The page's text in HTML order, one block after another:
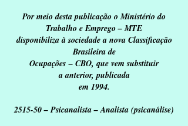
Por meio desta publicação o Ministério do
Trabalho e Emprego – MTE
disponibiliza à sociedade a nova Classificação
Brasileira de
Ocupações – CBO, que vem substituir
a anterior, publicada
em 1994.
2515-50 – Psicanalista – Analista (psicanálise)